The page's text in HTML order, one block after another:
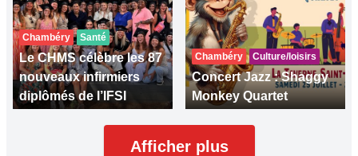
Chambéry Santé
Le CHMS célèbre les 87
nouveaux infirmiers
diplômés de l’IFSI
Chambéry Culture/loisirs
Concert Jazz : Shaggy
Monkey Quartet
Afficher plus